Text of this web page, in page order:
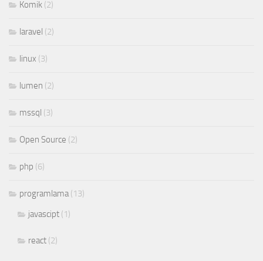
Komik (2)
laravel (2)
linux (3)
lumen (2)
mssql (3)
Open Source (2)
php (6)
programlama(13)
javascipt (1)
react (2)